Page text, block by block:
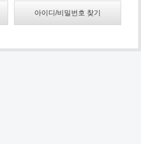
아이디/비밀번호 찾기